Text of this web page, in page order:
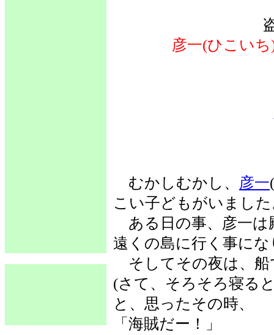
彦一(ひこいち
むかしむかし、 彦一
こい子どもがいまし
ある日の事、彦一は
遠くの島に行く事に
そしてその夜は、船
(さて、そろそろ寝る
と、思ったその時、
「海賊だー！」